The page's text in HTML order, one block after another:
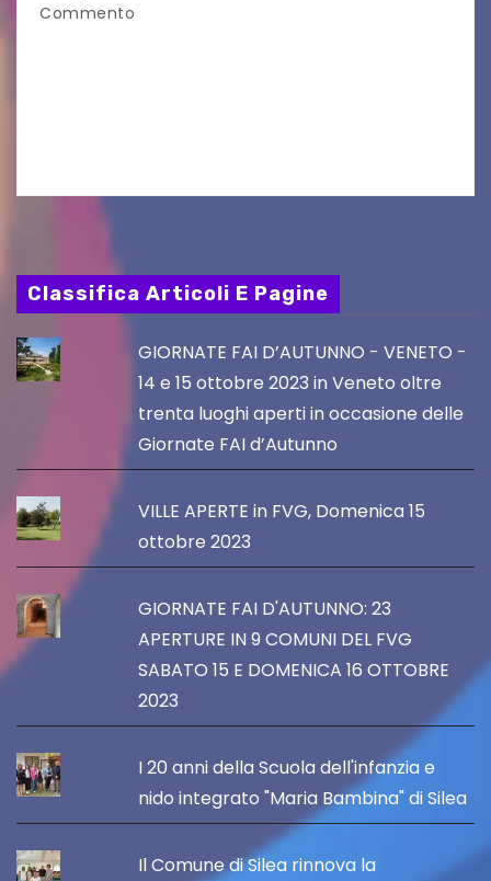
Commento
Classifica Articoli E Pagine
GIORNATE FAI D’AUTUNNO - VENETO -
14 e 15 ottobre 2023 in Veneto oltre
trenta luoghi aperti in occasione delle
Giornate FAI d’Autunno
VILLE APERTE in FVG, Domenica 15
ottobre 2023
GIORNATE FAI D'AUTUNNO: 23
APERTURE IN 9 COMUNI DEL FVG
SABATO 15 E DOMENICA 16 OTTOBRE
2023
I 20 anni della Scuola dell'infanzia e
nido integrato "Maria Bambina" di Silea
Il Comune di Silea rinnova la